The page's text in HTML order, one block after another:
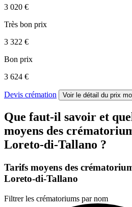
3 020 €
Très bon prix
3 322 €
Bon prix
3 624 €
Devis crémation Voir le détail du prix
Que faut-il savoir et
moyens des
Loreto-di-Tallano ?
Tarifs moyens des
Loreto-di-Tallano
Filtrer les crématoriums par nom